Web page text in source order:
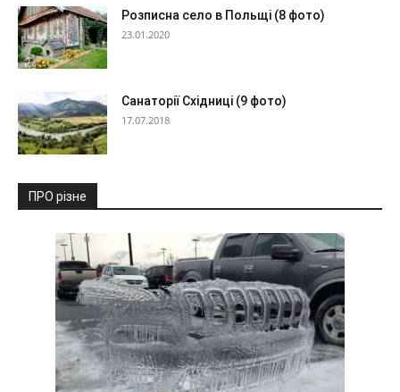
Розписна село в Польщі (8 фото)
23.01.2020
Санаторії Східниці (9 фото)
17.07.2018
ПРО різне